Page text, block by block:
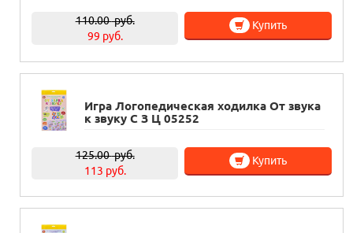
110.00руб.
99 руб.
Купить
Игра Логопедическая ходилка От звука
к звуку С З Ц 05252
125.00руб.
113 руб.
Купить